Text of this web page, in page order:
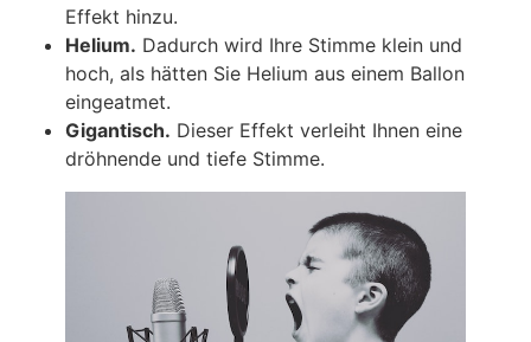
Effekt hinzu.
Helium. Dadurch wird Ihre Stimme klein und
hoch, als hätten Sie Helium aus einem Ballon
eingeatmet.
Gigantisch. Dieser Effekt verleiht Ihnen eine
dröhnende und tiefe Stimme.